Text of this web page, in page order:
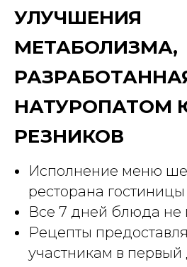
УЛУЧШЕНИЯ
МЕТАБОЛИЗМА,
НАТУРОПАТОМ
РЕЗНИКОВ
Исполнение меню
ресторана
Все 7 дней блюда не
Рецепты
участникам в